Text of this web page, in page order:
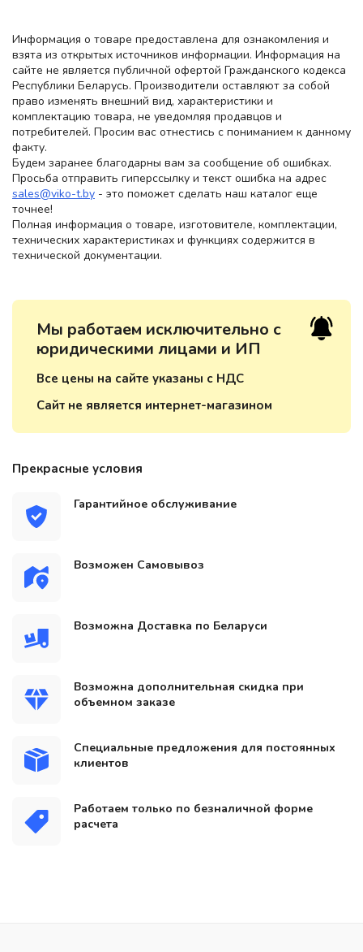
Информация о товаре предоставлена для ознакомления и
взята из открытых источников информации. Информация на
сайте не является публичной офертой Гражданского кодекса
Республики Беларусь. Производители оставляют за собой
право изменять внешний вид, характеристики и
комплектацию товара, не уведомляя продавцов и
потребителей. Просим вас отнестись с пониманием к данному
факту.
Будем заранее благодарны вам за сообщение об ошибках.
Просьба отправить гиперссылку и текст ошибка на адрес
sales@viko-t.by - это поможет сделать наш каталог еще
точнее!
Полная информация о товаре, изготовителе, комплектации,
технических характеристиках и функциях содержится в
технической документации.
Мы работаем исключительно с
юридическими лицами и ИП
Все цены на сайте указаны с НДС
Сайт не является интернет-магазином
Прекрасные условия
Гарантийное обслуживание
Возможен Самовывоз
Возможна Доставка по Беларуси
Возможна дополнительная скидка при
объемном заказе
Специальные предложения для постоянных
клиентов
Работаем только по безналичной форме
расчета